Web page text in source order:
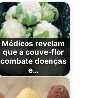
Médicos revelam
que a couve-flor
combate doenças
e…